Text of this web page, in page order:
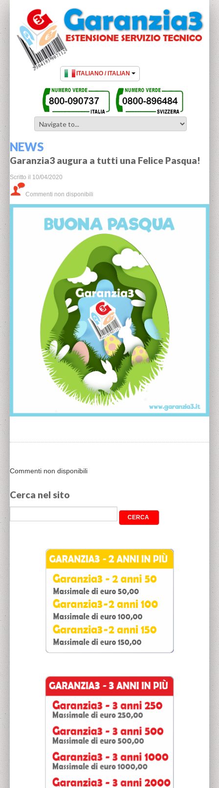
NEWS
Garanzia3 augura a tutti una Felice Pasqua!
Scritto il 10/04/2020
Commenti non disponibili
Commenti non disponibili
Cerca nel sito